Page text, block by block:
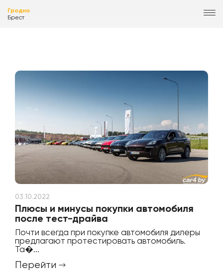
Гродно
Брест
03.10.2022
Плюсы и минусы покупки автомобиля
после тест-драйва
Почти всегда при покупке автомобиля дилеры
предлагают протестировать автомобиль.
Та�...
Перейти